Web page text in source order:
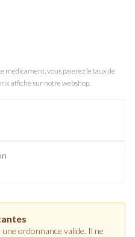
médicament, vous paierez le taux de
affiché sur notre webshop.
ordonnance valide. Il ne